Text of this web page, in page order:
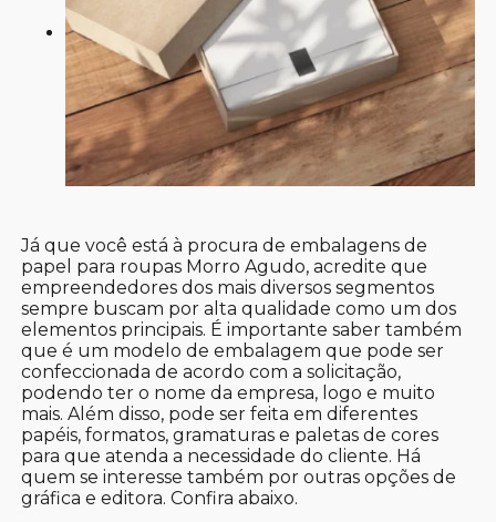
Já que você está à procura de embalagens de
papel para roupas Morro Agudo, acredite que
empreendedores dos mais diversos segmentos
sempre buscam por alta qualidade como um dos
elementos principais. É importante saber também
que é um modelo de embalagem que pode ser
confeccionada de acordo com a solicitação,
podendo ter o nome da empresa, logo e muito
mais. Além disso, pode ser feita em diferentes
papéis, formatos, gramaturas e paletas de cores
para que atenda a necessidade do cliente. Há
quem se interesse também por outras opções de
gráfica e editora. Confira abaixo.